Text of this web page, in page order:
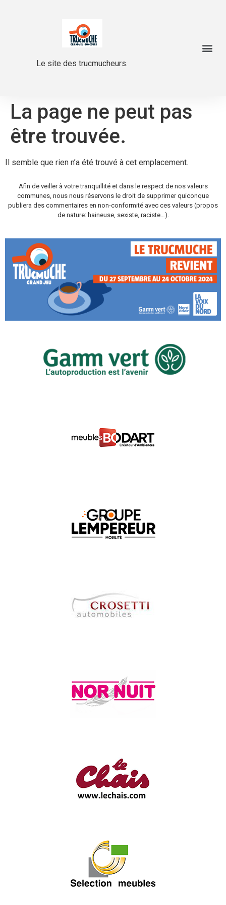
Le site des trucmucheurs.
La page ne peut pas
être trouvée.
Il semble que rien n’a été trouvé à cet emplacement.
Afin de veiller à votre tranquillité et dans le respect de nos valeurs
communes, nous nous réservons le droit de supprimer quiconque
publiera des commentaires en non-conformité avec ces valeurs (propos
de nature: haineuse, sexiste, raciste…).